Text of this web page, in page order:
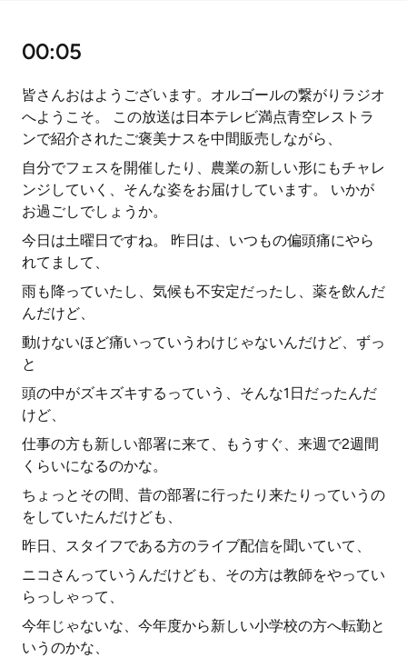
00:05
皆さんおはようございます。オルゴールの繋がりラジオ
へようこそ。 この放送は日本テレビ満点青空レストラ
ンで紹介されたご褒美ナスを中間販売しながら、
自分でフェスを開催したり、農業の新しい形にもチャレ
ンジしていく、そんな姿をお届けしています。 いかが
お過ごしでしょうか。
今日は土曜日ですね。 昨日は、いつもの偏頭痛にやら
れてまして、
雨も降っていたし、気候も不安定だったし、薬を飲んだ
んだけど、
動けないほど痛いっていうわけじゃないんだけど、ずっ
と
頭の中がズキズキするっていう、そんな1日だったんだ
けど、
仕事の方も新しい部署に来て、もうすぐ、来週で2週間
くらいになるのかな。
ちょっとその間、昔の部署に行ったり来たりっていうの
をしていたんだけども、
昨日、スタイフである方のライブ配信を聞いていて、
ニコさんっていうんだけども、その方は教師をやってい
らっしゃって、
今年じゃないな、今年度から新しい小学校の方へ転勤と
いうのかな、